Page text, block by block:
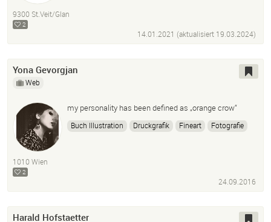
9300 St.Veit/Glan
2
14.01.2021 (aktualisiert 19.03.2024)
Yona Gevorgjan
Web
my personality has been defined as „orange crow“
Buch Illustration Druckgrafik Fineart
Fotografie
1010 Wien
2
24.09.2016
Harald Hofstaetter